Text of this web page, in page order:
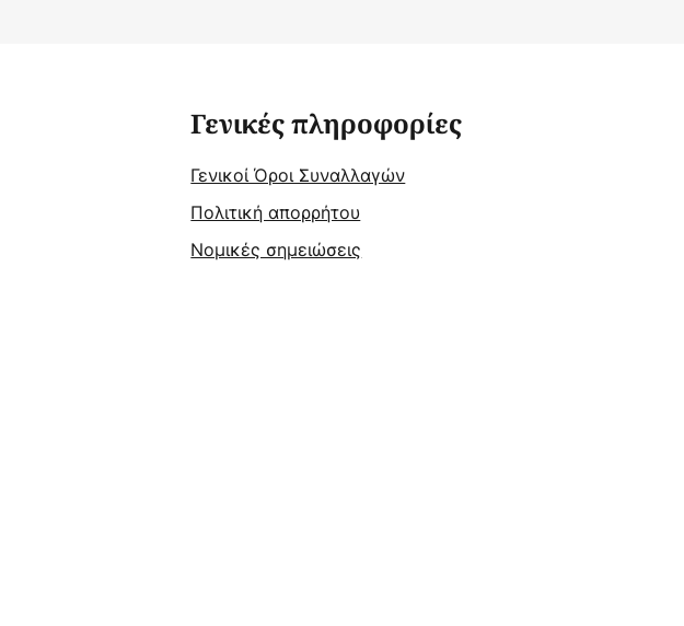
Γενικές πληροφορίες
Γενικοί Όροι Συναλλαγών
Πολιτική απορρήτου
Νομικές σημειώσεις